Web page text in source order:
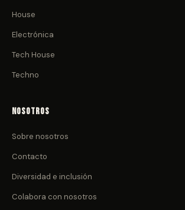
House
Electrónica
Tech House
Techno
Nosotros
Sobre nosotros
Contacto
Diversidad e inclusión
Colabora con nosotros